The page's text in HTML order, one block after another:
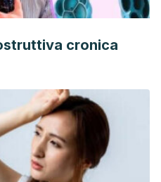
cronica